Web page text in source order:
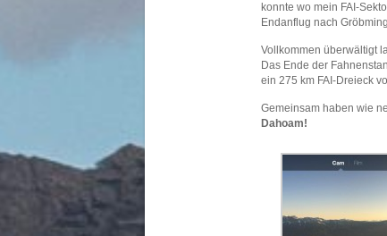
konnte wo mein FAI-
Endanflug nach
Vollkommen überwältigt
Das Ende der
ein 275 km FAI-Dreieck
Gemeinsam haben wie
Dahoam!